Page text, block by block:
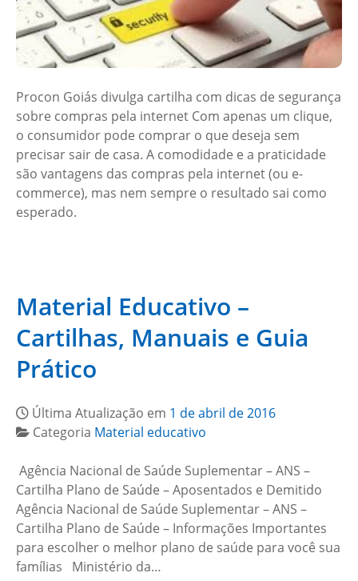
Procon Goiás divulga cartilha com dicas de segurança
sobre compras pela internet Com apenas um clique,
o consumidor pode comprar o que deseja sem
precisar sair de casa. A comodidade e a praticidade
são vantagens das compras pela internet (ou e-
commerce), mas nem sempre o resultado sai como
esperado.
Material Educativo –
Cartilhas, Manuais e Guia
Prático
Última Atualização em 1 de abril de 2016
Categoria Material educativo
Agência Nacional de Saúde Suplementar – ANS –
Cartilha Plano de Saúde – Aposentados e Demitido
Agência Nacional de Saúde Suplementar – ANS –
Cartilha Plano de Saúde – Informações Importantes
para escolher o melhor plano de saúde para você sua
famílias Ministério da…